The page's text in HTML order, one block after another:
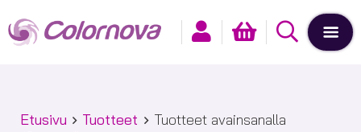
Etusivu Tuotteet
Tuotteet avainsanalla